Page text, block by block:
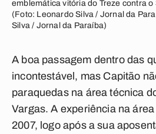
emblemática vitória do Treze contra o
(Foto: Leonardo Silva / Jornal da
Silva / Jornal da Paraíba)
A boa passagem dentro das
incontestável, mas Capitão
paraquedas na área técnica
Vargas. A experiência na
2007, logo após a sua